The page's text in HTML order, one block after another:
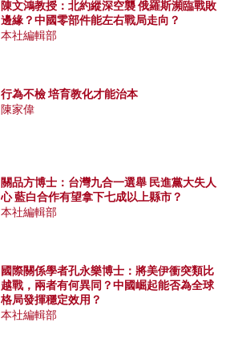
陳文鴻教授：北約縱深空襲 俄羅斯瀕臨戰敗
邊緣？中國零部件能左右戰局走向？
本社編輯部
行為不檢 培育教化才能治本
陳家偉
關品方博士：台灣九合一選舉 民進黨大失人
心 藍白合作有望拿下七成以上縣市？
本社編輯部
國際關係學者孔永樂博士：將美伊衝突類比
越戰，兩者有何異同？中國崛起能否為全球
格局發揮穩定效用？
本社編輯部